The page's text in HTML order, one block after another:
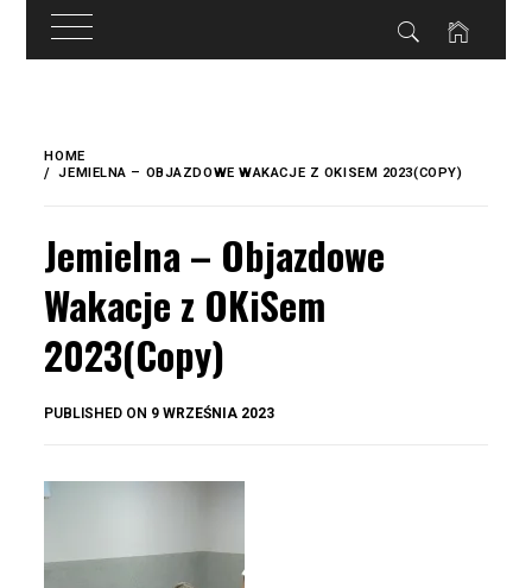
treści
content
HOME
JEMIELNA – OBJAZDOWE WAKACJE Z OKISEM 2023(COPY)
Jemielna – Objazdowe
Wakacje z OKiSem
2023(Copy)
PUBLISHED ON 9 WRZEŚNIA 2023